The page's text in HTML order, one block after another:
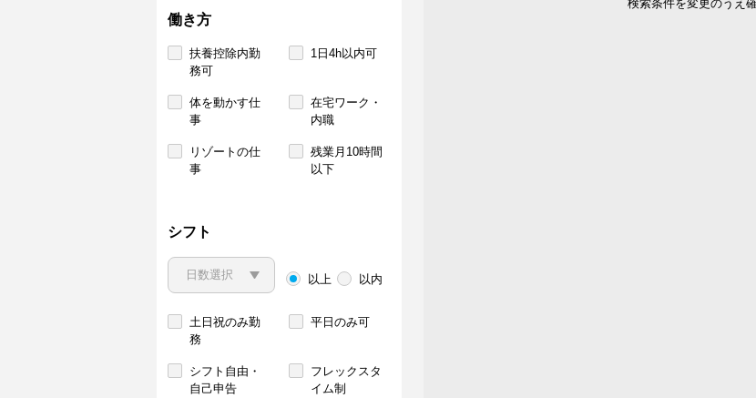
働き方
扶養控除内勤
務可
1日4h以内可
体を動かす仕
事
在宅ワーク・
内職
リゾートの仕
事
残業月10時間
以下
シフト
以上 以内
土日祝のみ勤
務
平日のみ可
シフト自由・
自己申告
フレックスタ
イム制
検索条件を変更のうえ